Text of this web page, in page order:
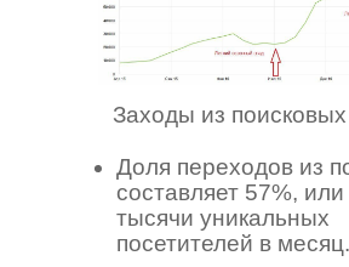
Заходы из
Доля переходов из
составляет 57%, или
тысячи уникальных
посетителей в месяц.